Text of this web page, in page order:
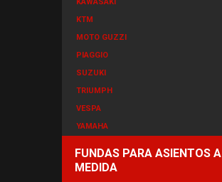
KTM
MOTO GUZZI
PIAGGIO
SUZUKI
TRIUMPH
VESPA
YAMAHA
FUNDAS PARA ASIENTOS A
MEDIDA